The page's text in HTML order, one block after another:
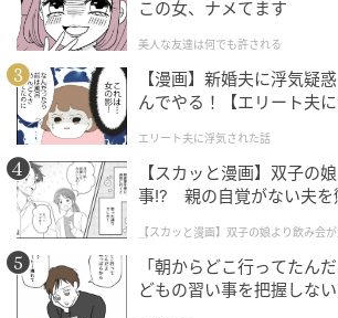
ウーマンエキサイト
この女、ナメてます
美人な友達は何でも許される
【漫画】新婚夫に浮気疑
んでやる！【エリート夫
エリート夫に浮気された話
【スカッと漫画】双子の
事!? 親の自覚がない夫を
【スカッと漫画】双子の娘より飲み会
懲らしめた話
「朝からどこ行ってたん
どもの習い事を把握しな